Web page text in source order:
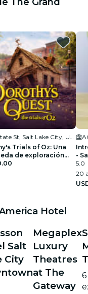
Trials of Oz: Una
de exploración
en Salt Lake City
-
5.0
20
Hotel
Salt
City
Megaplex
Luxury
Theatres
at The
Gateway
6